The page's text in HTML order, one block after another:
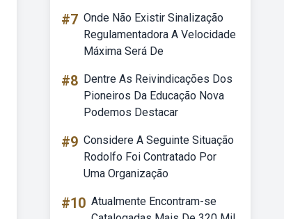
#7 Onde Não Existir Sinalização
Regulamentadora A Velocidade
Máxima Será De
#8 Dentre As Reivindicações Dos
Pioneiros Da Educação Nova
Podemos Destacar
#9 Considere A Seguinte Situação
Rodolfo Foi Contratado Por
Uma Organização
#10 Atualmente Encontram-se